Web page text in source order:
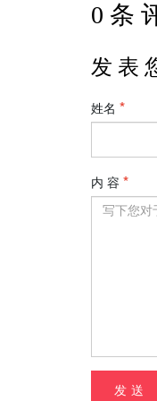
0 条
发 表
姓名
内 容
发 送